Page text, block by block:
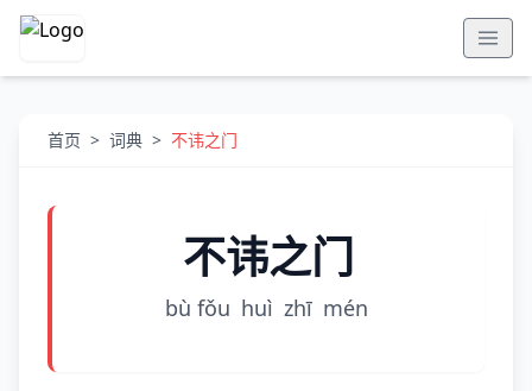
首页 > 词典 > 不讳之门
不讳之门
bù fǒu huì zhī mén